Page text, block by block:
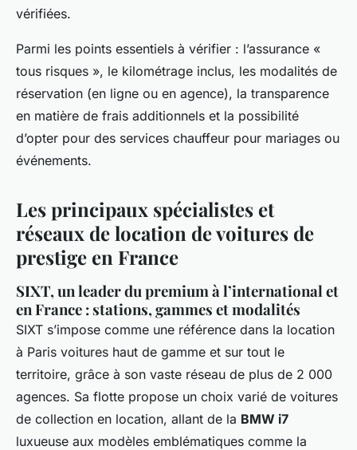
vérifiées.
Parmi les points essentiels à vérifier : l’assurance «
tous risques », le kilométrage inclus, les modalités de
réservation (en ligne ou en agence), la transparence
en matière de frais additionnels et la possibilité
d’opter pour des services chauffeur pour mariages ou
événements.
Les principaux spécialistes et
réseaux de location de voitures de
prestige en France
SIXT, un leader du premium à l’international et
en France : stations, gammes et modalités
SIXT s’impose comme une référence dans la location
à Paris voitures haut de gamme et sur tout le
territoire, grâce à son vaste réseau de plus de 2 000
agences. Sa flotte propose un choix varié de voitures
de collection en location, allant de la BMW i7
luxueuse aux modèles emblématiques comme la